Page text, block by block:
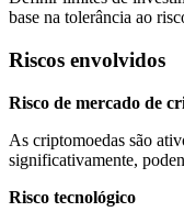
base na tolerância ao
Riscos envolvidos
Risco de mercado de
As criptomoedas são
significativamente,
Risco tecnológico